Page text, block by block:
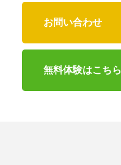
お問い合わせ
無料体験はこちら